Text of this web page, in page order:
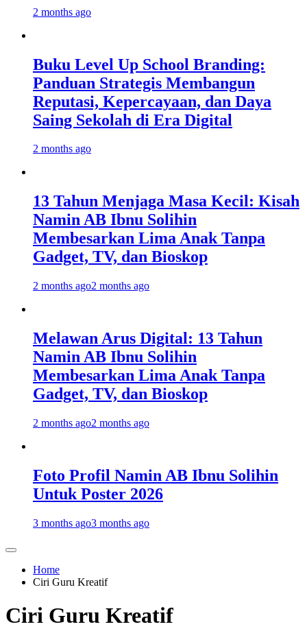
2 months ago
Buku Level Up School Branding:
Panduan Strategis Membangun
Reputasi, Kepercayaan, dan Daya
Saing Sekolah di Era Digital
2 months ago
13 Tahun Menjaga Masa Kecil: Kisah
Namin AB Ibnu Solihin
Membesarkan Lima Anak Tanpa
Gadget, TV, dan Bioskop
2 months ago2 months ago
Melawan Arus Digital: 13 Tahun
Namin AB Ibnu Solihin
Membesarkan Lima Anak Tanpa
Gadget, TV, dan Bioskop
2 months ago2 months ago
Foto Profil Namin AB Ibnu Solihin
Untuk Poster 2026
3 months ago3 months ago
Home
Ciri Guru Kreatif
Ciri Guru Kreatif